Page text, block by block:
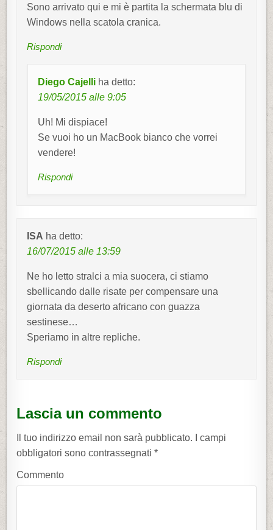
Sono arrivato qui e mi è partita la schermata blu di
Windows nella scatola cranica.
Rispondi
Diego Cajelli ha detto:
19/05/2015 alle 9:05
Uh! Mi dispiace!
Se vuoi ho un MacBook bianco che vorrei
vendere!
Rispondi
ISA ha detto:
16/07/2015 alle 13:59
Ne ho letto stralci a mia suocera, ci stiamo
sbellicando dalle risate per compensare una
giornata da deserto africano con guazza
sestinese…
Speriamo in altre repliche.
Rispondi
Lascia un commento
Il tuo indirizzo email non sarà pubblicato. I campi
obbligatori sono contrassegnati*
Commento